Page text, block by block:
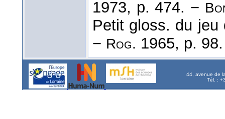
1973, p. 474. −
Petit gloss. du
− Rog. 1965, p. 98.
44, avenue de
Tél. :